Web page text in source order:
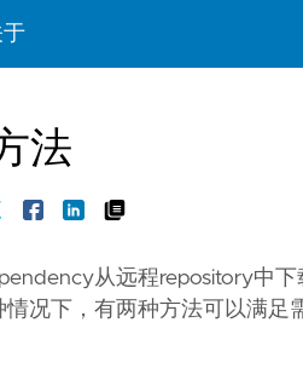
于
法
从远程repository中
况下，有两种方法可以满足